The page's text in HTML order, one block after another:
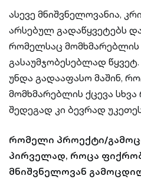
ასევე მნიშვნელოვანია,
არსებულ გადაწყვეტებს
რომელსაც
გასაუმჯობესებლად
უნდა გადააფასო მაშინ,
მომხმარებლის ქცევა სხვა
შედეგად კი ბევრად
რომელი პროექტი/
პირველად, როცა
მნიშვნელოვან